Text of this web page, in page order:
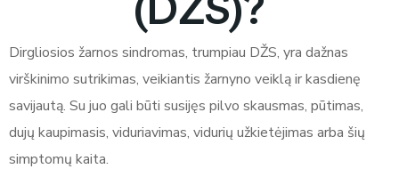
Dirgliosios žarnos sindromas, trumpiau DŽS, yra dažnas
virškinimo sutrikimas, veikiantis žarnyno veiklą ir kasdienę
savijautą. Su juo gali būti susijęs pilvo skausmas, pūtimas,
dujų kaupimasis, viduriavimas, vidurių užkietėjimas arba šių
simptomų kaita.